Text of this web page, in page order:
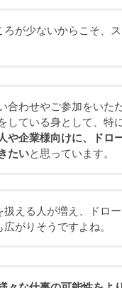
が少ないからこそ、
合わせやご参加をいた
している身として、特
や企業様向けに、ドロ
たいと思っています。
える人が増え、ドロ
がりそうですよね。